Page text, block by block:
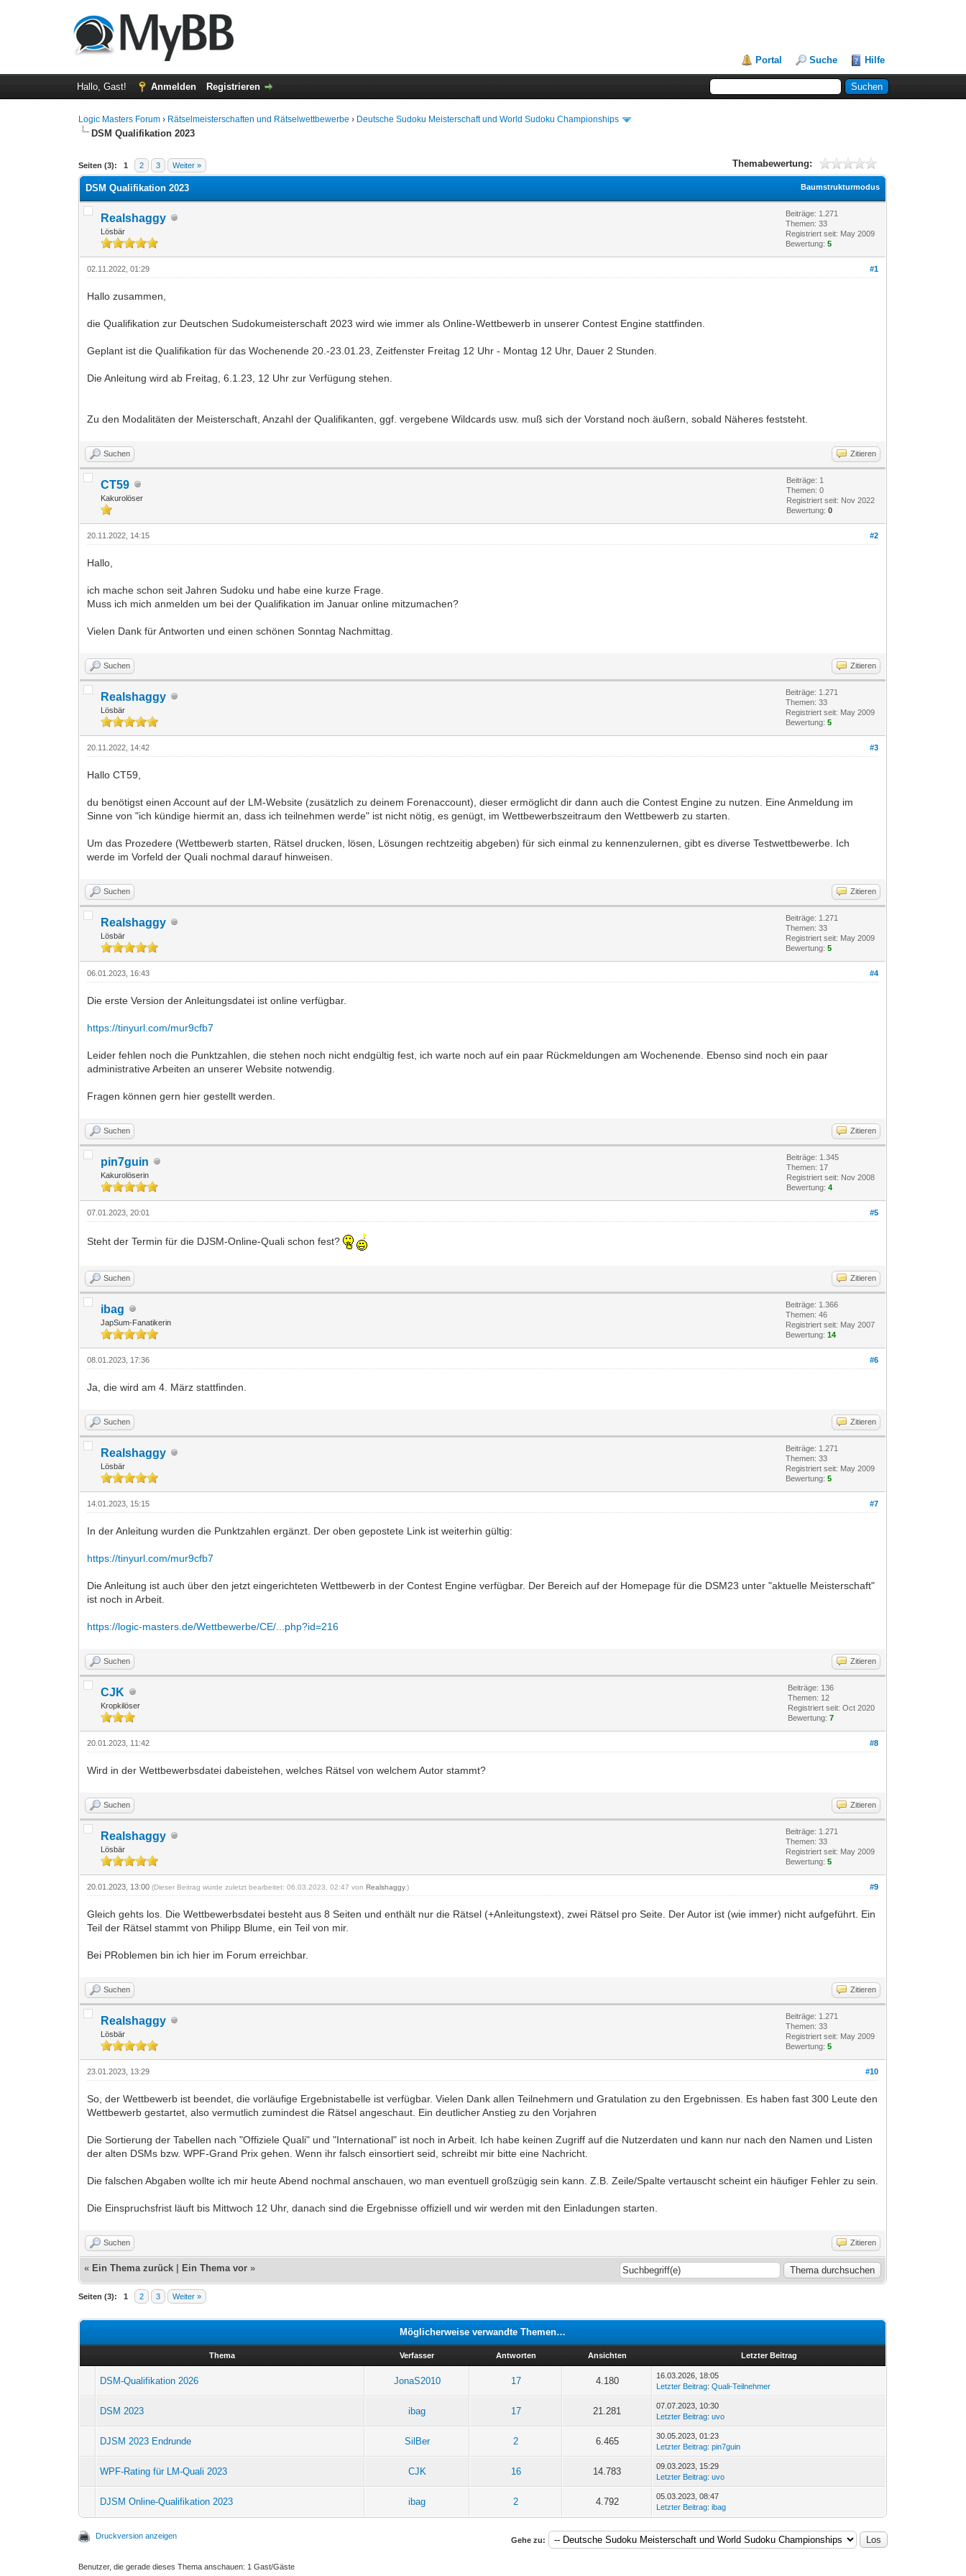
Portal Suche Hilfe
Hallo, Gast! Anmelden Registrieren
Logic Masters Forum › Rätselmeisterschaften und Rätselwettbewerbe › Deutsche Sudoku Meisterschaft und World Sudoku Championships
DSM Qualifikation 2023
Seiten (3): 1 2 3 Weiter » Themabewertung:
0 Bewertung(en) - 0 im Durchschnitt
1
2
3
4
5
Baumstrukturmodus
DSM Qualifikation 2023
Realshaggy
Lösbär
Beiträge: 1.271
Themen: 33
Registriert seit: May 2009
Bewertung:5
#1
02.11.2022, 01:29
Hallo zusammen,
die Qualifikation zur Deutschen Sudokumeisterschaft 2023 wird wie immer als Online-Wettbewerb in unserer Contest Engine stattfinden.
Geplant ist die Qualifikation für das Wochenende 20.-23.01.23, Zeitfenster Freitag 12 Uhr - Montag 12 Uhr, Dauer 2 Stunden.
Die Anleitung wird ab Freitag, 6.1.23, 12 Uhr zur Verfügung stehen.
Zu den Modalitäten der Meisterschaft, Anzahl der Qualifikanten, ggf. vergebene Wildcards usw. muß sich der Vorstand noch äußern, sobald Näheres feststeht.
Suchen Zitieren
CT59
Kakurolöser
Beiträge: 1
Themen: 0
Registriert seit: Nov 2022
Bewertung:0
#2
20.11.2022, 14:15
Hallo,
ich mache schon seit Jahren Sudoku und habe eine kurze Frage.
Muss ich mich anmelden um bei der Qualifikation im Januar online mitzumachen?
Vielen Dank für Antworten und einen schönen Sonntag Nachmittag.
Suchen Zitieren
Realshaggy
Lösbär
Beiträge: 1.271
Themen: 33
Registriert seit: May 2009
Bewertung:5
#3
20.11.2022, 14:42
Hallo CT59,
du benötigst einen Account auf der LM-Website (zusätzlich zu deinem Forenaccount), dieser ermöglicht dir dann auch die Contest Engine zu nutzen. Eine Anmeldung im
Sinne von "ich kündige hiermit an, dass ich teilnehmen werde" ist nicht nötig, es genügt, im Wettbewerbszeitraum den Wettbewerb zu starten.
Um das Prozedere (Wettbewerb starten, Rätsel drucken, lösen, Lösungen rechtzeitig abgeben) für sich einmal zu kennenzulernen, gibt es diverse Testwettbewerbe. Ich
werde im Vorfeld der Quali nochmal darauf hinweisen.
Suchen Zitieren
Realshaggy
Lösbär
Beiträge: 1.271
Themen: 33
Registriert seit: May 2009
Bewertung:5
#4
06.01.2023, 16:43
Die erste Version der Anleitungsdatei ist online verfügbar.
https://tinyurl.com/mur9cfb7
Leider fehlen noch die Punktzahlen, die stehen noch nicht endgültig fest, ich warte noch auf ein paar Rückmeldungen am Wochenende. Ebenso sind noch ein paar
administrative Arbeiten an unserer Website notwendig.
Fragen können gern hier gestellt werden.
Suchen Zitieren
pin7guin
Kakurolöserin
Beiträge: 1.345
Themen: 17
Registriert seit: Nov 2008
Bewertung:4
#5
07.01.2023, 20:01
Steht der Termin für die DJSM-Online-Quali schon fest?
Suchen Zitieren
ibag
JapSum-Fanatikerin
Beiträge: 1.366
Themen: 46
Registriert seit: May 2007
Bewertung:14
#6
08.01.2023, 17:36
Ja, die wird am 4. März stattfinden.
Suchen Zitieren
Realshaggy
Lösbär
Beiträge: 1.271
Themen: 33
Registriert seit: May 2009
Bewertung:5
#7
14.01.2023, 15:15
In der Anleitung wurden die Punktzahlen ergänzt. Der oben gepostete Link ist weiterhin gültig:
https://tinyurl.com/mur9cfb7
Die Anleitung ist auch über den jetzt eingerichteten Wettbewerb in der Contest Engine verfügbar. Der Bereich auf der Homepage für die DSM23 unter "aktuelle Meisterschaft"
ist noch in Arbeit.
https://logic-masters.de/Wettbewerbe/CE/...php?id=216
Suchen Zitieren
CJK
Kropkilöser
Beiträge: 136
Themen: 12
Registriert seit: Oct 2020
Bewertung:7
#8
20.01.2023, 11:42
Wird in der Wettbewerbsdatei dabeistehen, welches Rätsel von welchem Autor stammt?
Suchen Zitieren
Realshaggy
Lösbär
Beiträge: 1.271
Themen: 33
Registriert seit: May 2009
Bewertung:5
#9
20.01.2023, 13:00(Dieser Beitrag wurde zuletzt bearbeitet: 06.03.2023, 02:47 vonRealshaggy.)
Gleich gehts los. Die Wettbewerbsdatei besteht aus 8 Seiten und enthält nur die Rätsel (+Anleitungstext), zwei Rätsel pro Seite. Der Autor ist (wie immer) nicht aufgeführt. Ein
Teil der Rätsel stammt von Philipp Blume, ein Teil von mir.
Bei PRoblemen bin ich hier im Forum erreichbar.
Suchen Zitieren
Realshaggy
Lösbär
Beiträge: 1.271
Themen: 33
Registriert seit: May 2009
Bewertung:5
#10
23.01.2023, 13:29
So, der Wettbewerb ist beendet, die vorläufige Ergebnistabelle ist verfügbar. Vielen Dank allen Teilnehmern und Gratulation zu den Ergebnissen. Es haben fast 300 Leute den
Wettbewerb gestartet, also vermutlich zumindest die Rätsel angeschaut. Ein deutlicher Anstieg zu den Vorjahren
Die Sortierung der Tabellen nach "Offiziele Quali" und "International" ist noch in Arbeit. Ich habe keinen Zugriff auf die Nutzerdaten und kann nur nach den Namen und Listen
der alten DSMs bzw. WPF-Grand Prix gehen. Wenn ihr falsch einsortiert seid, schreibt mir bitte eine Nachricht.
Die falschen Abgaben wollte ich mir heute Abend nochmal anschauen, wo man eventuell großzügig sein kann. Z.B. Zeile/Spalte vertauscht scheint ein häufiger Fehler zu sein.
Die Einspruchsfrist läuft bis Mittwoch 12 Uhr, danach sind die Ergebnisse offiziell und wir werden mit den Einladungen starten.
Suchen Zitieren
« Ein Thema zurück Ein Thema vor »
Seiten (3): 1 2 3 Weiter »
Möglicherweise verwandte Themen…
Thema Verfasser Antworten Ansichten Letzter Beitrag
DSM-Qualifikation 2026 JonaS2010 17 4.180
16.03.2026, 18:05
Letzter Beitrag:Quali-Teilnehmer
DSM 2023 ibag 17 21.281
07.07.2023, 10:30
Letzter Beitrag:uvo
DJSM 2023 Endrunde SilBer 2 6.465
30.05.2023, 01:23
Letzter Beitrag:pin7guin
WPF-Rating für LM-Quali 2023 CJK 16 14.783
09.03.2023, 15:29
Letzter Beitrag:uvo
DJSM Online-Qualifikation 2023 ibag 2 4.792
05.03.2023, 08:47
Letzter Beitrag:ibag
Druckversion anzeigen Gehe zu:
Benutzer, die gerade dieses Thema anschauen: 1 Gast/Gäste